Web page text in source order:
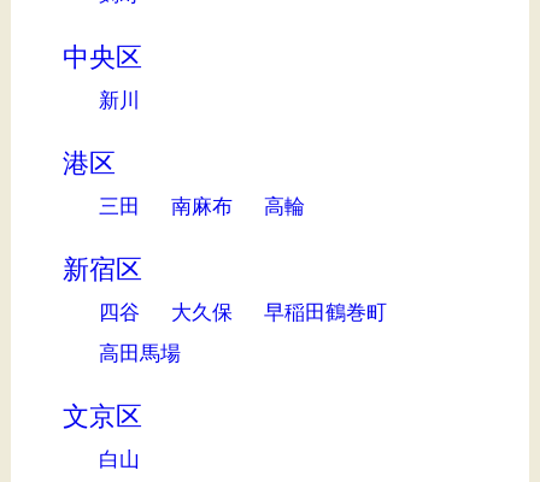
中央区
新川
港区
三田 南麻布 高輪
新宿区
四谷 大久保
早稲田鶴巻町
高田馬場
文京区
白山